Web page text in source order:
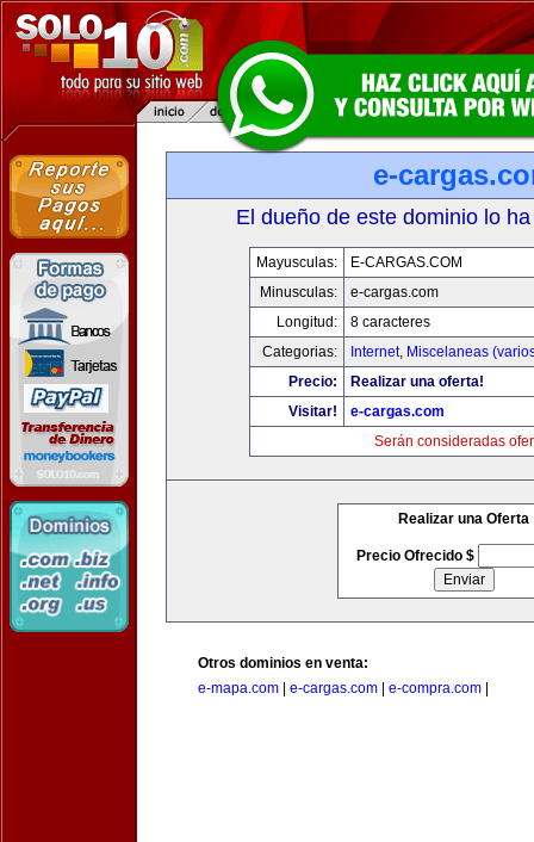
e-
El dueño de este dominio lo
Mayusculas:
E-CARGAS.COM
Minusculas:
e-cargas.com
Longitud:
8 caracteres
Categorias:
Internet, Miscelaneas
Precio:
Realizar una oferta!
Visitar!
e-cargas.com
Serán consideradas
Realizar una Oferta
Precio Ofrecido $
Otros dominios en venta:
e-mapa.com
e-cargas.com e-compra.com